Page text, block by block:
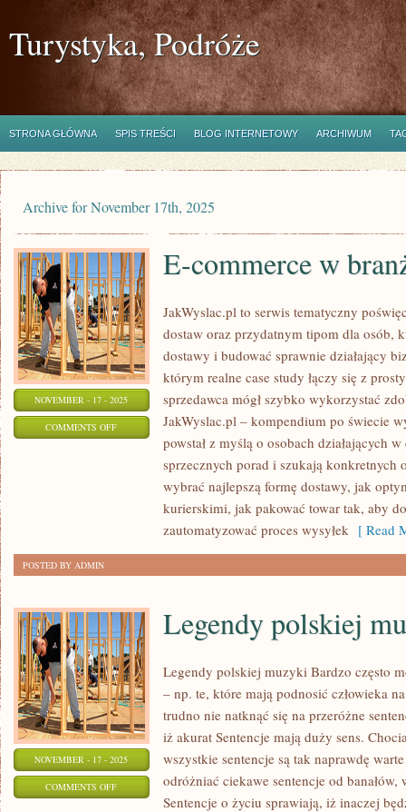
Turystyka, Podróże
STRONA GŁÓWNA SPIS TREŚCI BLOG INTERNETOWY ARCHIWUM
Archive for November 17th, 2025
NOVEMBER - 17 - 2025
COMMENTS OFFON
COMMERCE
BRANŻACH
E-commerce w
JakWyslac.pl to serwis tematyczny
dostaw oraz przydatnym tipom dla osób,
dostawy i budować sprawnie działający
którym realne case study łączy się z
sprzedawca mógł szybko wykorzystać
JakWyslac.pl – kompendium po świecie
powstał z myślą o osobach działających
sprzecznych porad i szukają konkretnych
wybrać najlepszą formę dostawy, jak
kurierskimi, jak pakować towar tak, aby
zautomatyzować proces wysyłek [ Read
POSTED BY ADMIN
NOVEMBER - 17 - 2025
COMMENTS OFFON
Legendy polskiej
Legendy polskiej muzyki Bardzo często
– np. te, które mają podnosić człowieka
trudno nie natknąć się na przeróżne
iż akurat Sentencje mają duży sens.
wszystkie sentencje są tak naprawdę
odróżniać ciekawe sentencje od
Sentencje o życiu sprawiają, iż inaczej